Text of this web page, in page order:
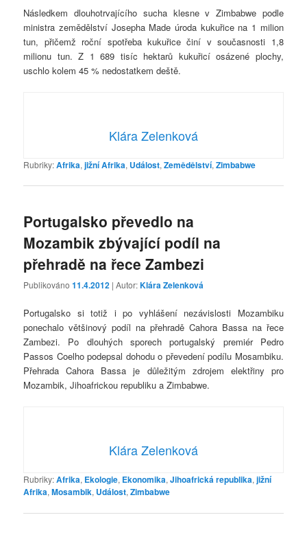
Následkem dlouhotrvajícího sucha klesne v Zimbabwe podle
ministra zemědělství Josepha Made úroda kukuřice na 1 milion
tun, přičemž roční spotřeba kukuřice činí v současnosti 1,8
milionu tun. Z 1 689 tisíc hektarů kukuřicí osázené plochy,
uschlo kolem 45 % nedostatkem deště.
Klára Zelenková
Rubriky:Afrika,jižní Afrika, Událost,Zemědělství,Zimbabwe
Portugalsko převedlo na
Mozambik zbývající podíl na
přehradě na řece Zambezi
Publikováno11.4.2012 | Autor:Klára Zelenková
Portugalsko si totiž i po vyhlášení nezávislosti Mozambiku
ponechalo většinový podíl na přehradě Cahora Bassa na řece
Zambezi. Po dlouhých sporech portugalský premiér Pedro
Passos Coelho podepsal dohodu o převedení podílu Mosambiku.
Přehrada Cahora Bassa je důležitým zdrojem elektřiny pro
Mozambik, Jihoafrickou republiku a Zimbabwe.
Klára Zelenková
Rubriky:Afrika, Ekologie, Ekonomika,Jihoafrická republika,jižní
Afrika,Mosambik, Událost,Zimbabwe